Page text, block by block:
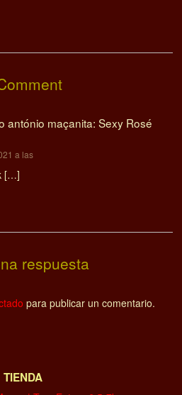
antónio maçanita: Sexy Rosé
a las
[…]
respuesta
para publicar un comentario.
TIENDA